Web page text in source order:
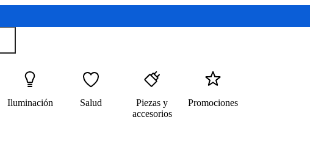
Iluminación Salud
Piezas y
accesorios
Promociones